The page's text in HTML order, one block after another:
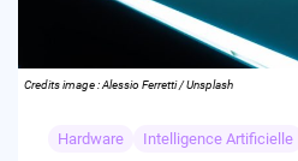
Credits image : Alessio Ferretti / Unsplash
Hardware Intelligence Artificielle